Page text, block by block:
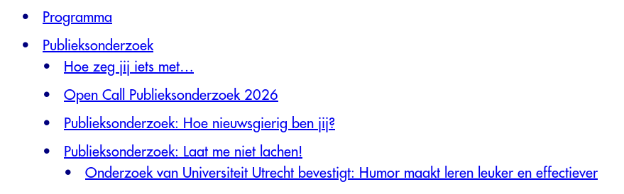
Programma
Publieksonderzoek
Hoe zeg jij iets met…
Open Call Publieksonderzoek 2026
Publieksonderzoek: Hoe nieuwsgierig ben jij?
Publieksonderzoek: Laat me niet lachen!
Onderzoek van Universiteit Utrecht bevestigt: Humor maakt leren leuker en effectiever